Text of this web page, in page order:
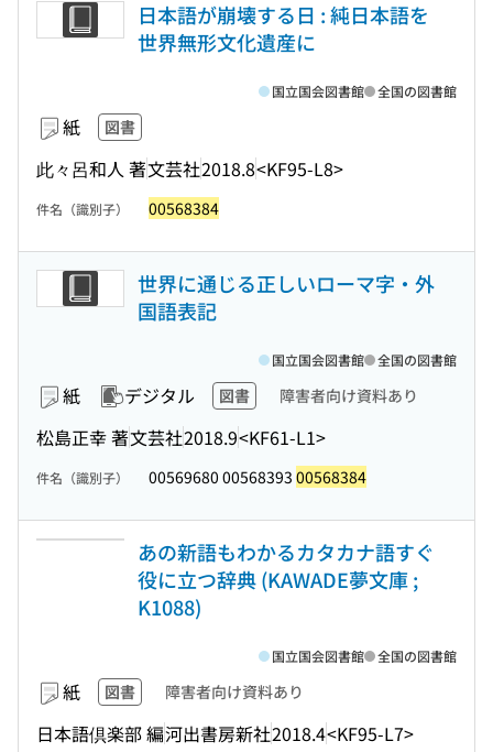
日本語が崩壊する日 : 純日本語を
世界無形文化遺産に
紙 図書
此々呂和人 著文芸社2018.8<KF95-L8>
国立国会図書館 全国の図書館
件名（識別子） 00568384
世界に通じる正しいローマ字・外
国語表記
紙 デジタル 図書 障害者向け資料あり
松島正幸 著文芸社2018.9<KF61-L1>
国立国会図書館 全国の図書館
件名（識別子） 00569680 00568393 00568384
あの新語もわかるカタカナ語すぐ
役に立つ辞典 (KAWADE夢文庫 ;
K1088)
紙 図書 障害者向け資料あり
日本語倶楽部 編河出書房新社2018.4<KF95-L7>
国立国会図書館 全国の図書館